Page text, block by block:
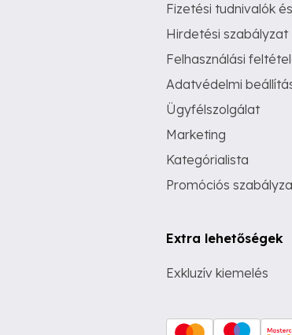
Fizetési tudnivalók
Hirdetési szabályzat
Felhasználási
Adatvédelmi
Ügyfélszolgálat
Marketing
Kategórialista
Promóciós
Extra lehetőségek
Exkluzív kiemelés